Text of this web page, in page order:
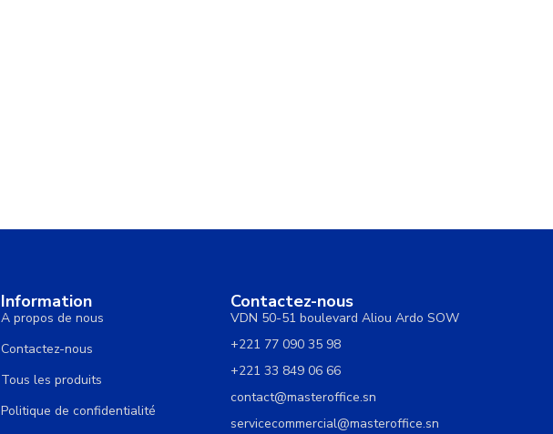
Information
A propos de nous
Contactez-nous
Tous les produits
Politique de confidentialité
Contactez-nous
VDN 50-51 boulevard Aliou Ardo SOW
+221 77 090 35 98
+221 33 849 06 66
contact@masteroffice.sn
servicecommercial@masteroffice.sn